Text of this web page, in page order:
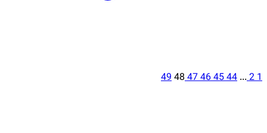
1
2
...
44
45
46
47
48
49